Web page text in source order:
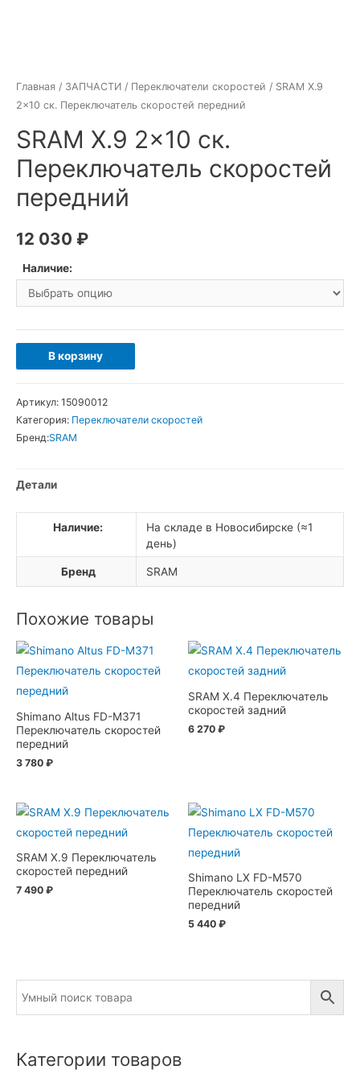
Главная / ЗАПЧАСТИ / Переключатели скоростей / SRAM X.9
2×10 ск. Переключатель скоростей передний
SRAM X.9 2×10 ск.
Переключатель скоростей
передний
12 030 ₽
Наличие:
Количество
товара
X.9
2x10
скоростей
передний
В корзину
Артикул: 15090012
Категория: Переключатели скоростей
Бренд:SRAM
Детали
Наличие:
На складе в Новосибирске (≈1
день)
Бренд SRAM
Похожие товары
Shimano Altus FD-M371
Переключатель скоростей
передний
3 780 ₽
SRAM X.4 Переключатель
скоростей задний
6 270 ₽
SRAM X.9 Переключатель
скоростей передний
7 490 ₽
Shimano LX FD-M570
Переключатель скоростей
передний
5 440 ₽
Категории товаров